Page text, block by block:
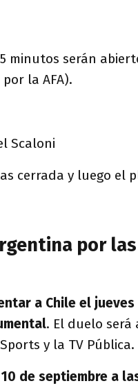
minutos serán
la AFA).
Scaloni
cerrada y luego el
por las
a Chile el jueves
. El duelo será
y la TV Pública.
de septiembre a